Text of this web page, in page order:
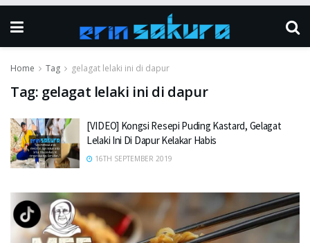
Home Tag gelagat lelaki ini di dapur
Tag: gelagat lelaki ini di dapur
[VIDEO] Kongsi Resepi Puding Kastard, Gelagat
Lelaki Ini Di Dapur Kelakar Habis
16TH SEPTEMBER 2019